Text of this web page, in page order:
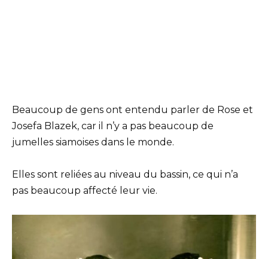
Beaucoup de gens ont entendu parler de Rose et
Josefa Blazek, car il n’y a pas beaucoup de
jumelles siamoises dans le monde.
Elles sont reliées au niveau du bassin, ce qui n’a
pas beaucoup affecté leur vie.